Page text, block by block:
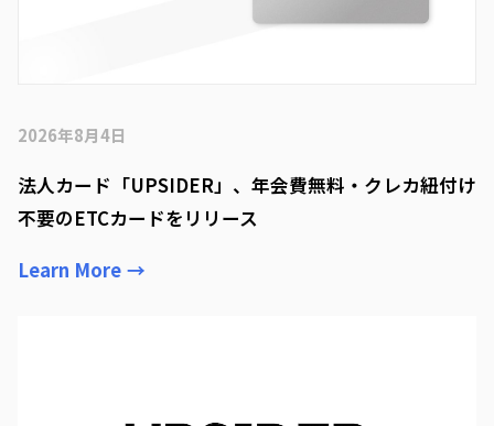
2026年8月4日
法人カード「UPSIDER」、年会費無料・クレカ紐付け
不要のETCカードをリリース
Learn More →